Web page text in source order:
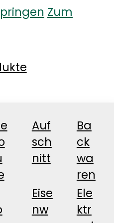
Zum
Auf
sch
nitt
Ba
ck
wa
ren
Eise
nw
Ele
ktr